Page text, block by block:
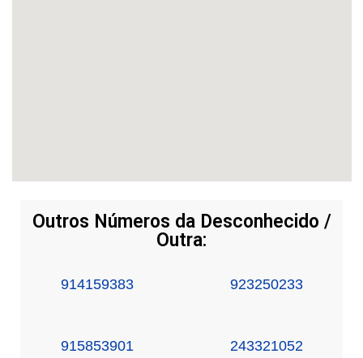
Outros Números da Desconhecido /
Outra:
914159383 923250233
915853901 243321052